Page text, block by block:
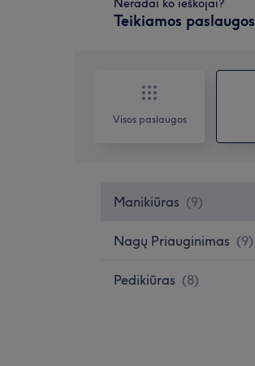
Teikiamos paslaugos
Visos paslaugos
Manikiūras (9)
Nagų Priauginimas (9)
Pedikiūras (8)